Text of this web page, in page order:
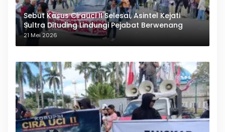
Sebut Kasus Cirauci II Selesai, Asintel Kejati
Sultra Dituding Lindungi Pejabat Berwenang
21 Mei 2026